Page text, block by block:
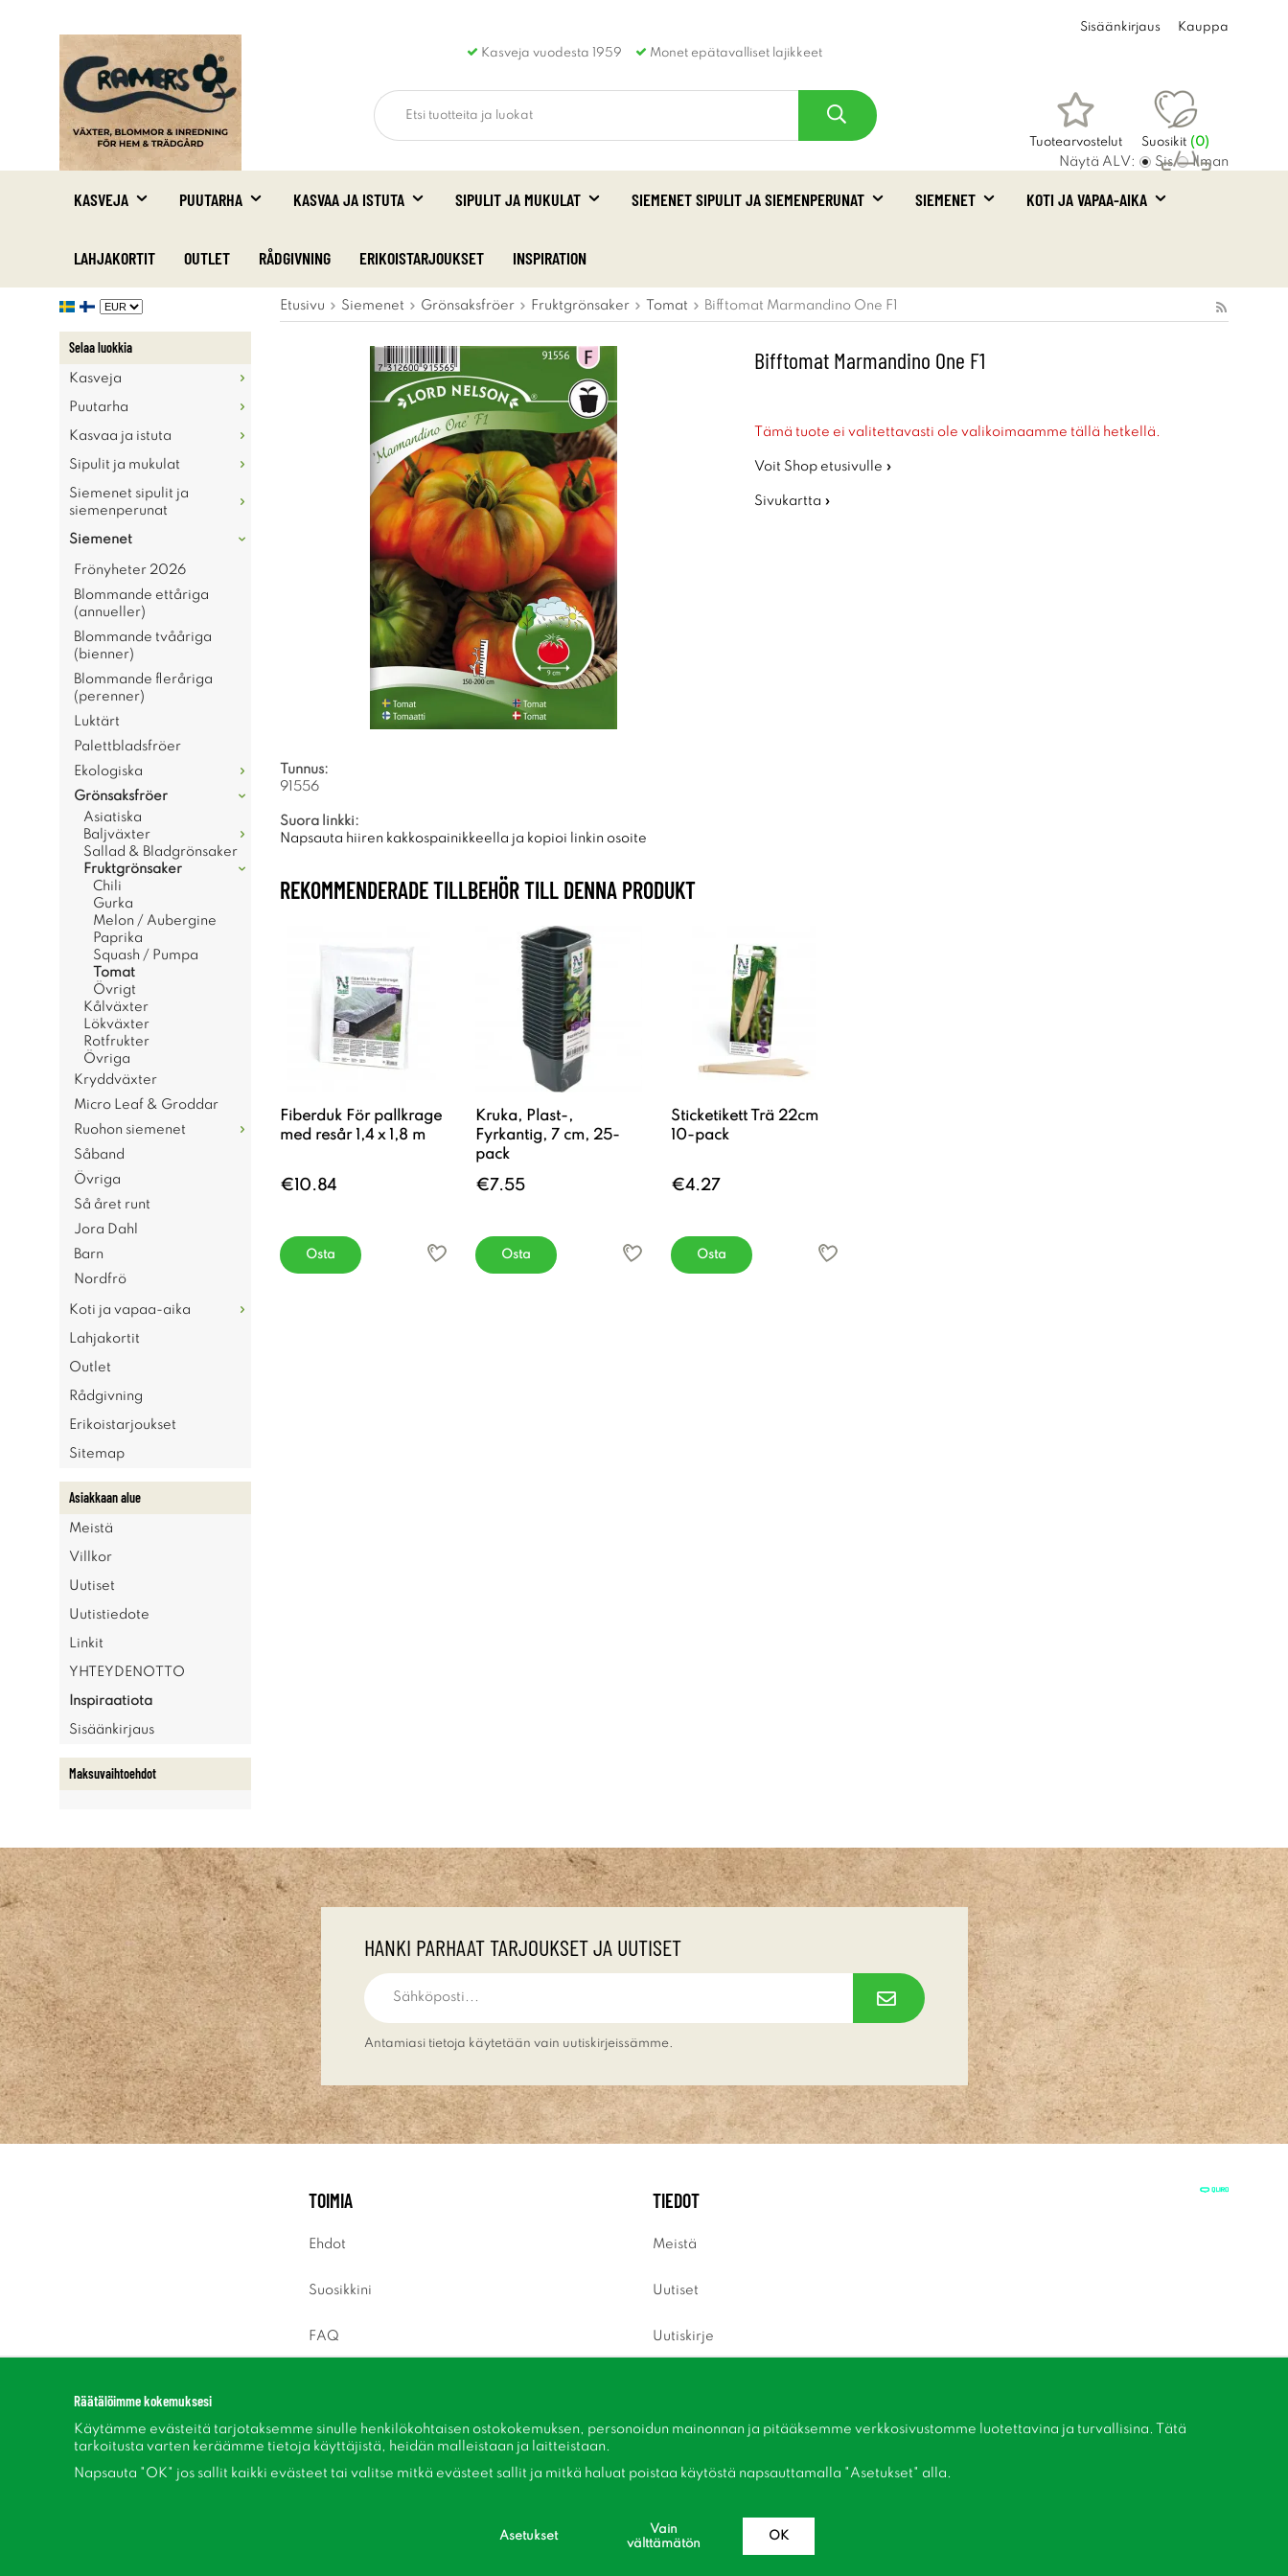
Kasveja vuodesta 1959 Monet epätavalliset lajikkeet
Sisäänkirjaus Kauppa
Tuotearvostelut Suosikit (0)
Ostoskori
Näytä ALV: Sis Ilman
KASVEJA PUUTARHA KASVAA JA ISTUTA SIPULIT JA MUKULAT SIEMENET SIPULIT JA SIEMENPERUNAT SIEMENET KOTI JA VAPAA-AIKA
LAHJAKORTIT OUTLET RÅDGIVNING ERIKOISTARJOUKSET INSPIRATION
Selaa luokkia
Kasveja
Puutarha
Kasvaa ja istuta
Sipulit ja mukulat
Siemenet sipulit ja
siemenperunat
Siemenet
Frönyheter 2026
Blommande ettåriga
(annueller)
Blommande tvååriga
(bienner)
Blommande fleråriga
(perenner)
Luktärt
Palettbladsfröer
Ekologiska
Grönsaksfröer
Asiatiska
Baljväxter
Sallad & Bladgrönsaker
Fruktgrönsaker
Chili
Gurka
Melon / Aubergine
Paprika
Squash / Pumpa
Tomat
Övrigt
Kålväxter
Lökväxter
Rotfrukter
Övriga
Kryddväxter
Micro Leaf & Groddar
Ruohon siemenet
Såband
Övriga
Så året runt
Jora Dahl
Barn
Nordfrö
Koti ja vapaa-aika
Lahjakortit
Outlet
Rådgivning
Erikoistarjoukset
Sitemap
Asiakkaan alue
Meistä
Villkor
Uutiset
Uutistiedote
Linkit
YHTEYDENOTTO
Inspiraatiota
Sisäänkirjaus
Maksuvaihtoehdot
Etusivu Siemenet Grönsaksfröer Fruktgrönsaker Tomat Bifftomat Marmandino One F1
Bifftomat Marmandino One F1
Tämä tuote ei valitettavasti ole valikoimaamme tällä hetkellä.
Voit Shop etusivulle »
Sivukartta »
Tunnus:
91556
Suora linkki:
Napsauta hiiren kakkospainikkeella ja kopioi linkin osoite
REKOMMENDERADE TILLBEHÖR TILL DENNA PRODUKT
Fiberduk För pallkrage
med resår 1,4 x 1,8 m
€10.84
Osta
Kruka, Plast-,
Fyrkantig, 7 cm, 25-
pack
€7.55
Osta
Sticketikett Trä 22cm
10-pack
€4.27
Osta
HANKI PARHAAT TARJOUKSET JA UUTISET
Antamiasi tietoja käytetään vain uutiskirjeissämme.
TOIMIA
Ehdot
Suosikkini
FAQ
TIEDOT
Meistä
Uutiset
Uutiskirje
Inspiraatiota
Räätälöimme kokemuksesi
Käytämme evästeitä tarjotaksemme sinulle henkilökohtaisen ostokokemuksen, personoidun mainonnan ja pitääksemme verkkosivustomme luotettavina ja turvallisina. Tätä
tarkoitusta varten keräämme tietoja käyttäjistä, heidän malleistaan ​​ja laitteistaan.
Napsauta "OK" jos sallit kaikki evästeet tai valitse mitkä evästeet sallit ja mitkä haluat poistaa käytöstä napsauttamalla "Asetukset" alla.
Asetukset
Vain
välttämätön
OK